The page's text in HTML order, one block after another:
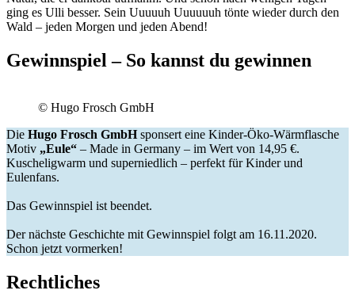
ging es Ulli besser. Sein Uuuuuh Uuuuuuh tönte wieder durch den
Wald – jeden Morgen und jeden Abend!
Gewinnspiel – So kannst du gewinnen
© Hugo Frosch GmbH
Die Hugo Frosch GmbHsponsert eine Kinder-Öko-Wärmflasche
Motiv „Eule“ – Made in Germany – im Wert von 14,95 €.
Kuscheligwarm und superniedlich – perfekt für Kinder und
Eulenfans.
Das Gewinnspiel ist beendet.
Der nächste Geschichte mit Gewinnspiel folgt am 16.11.2020.
Schon jetzt vormerken!
Rechtliches